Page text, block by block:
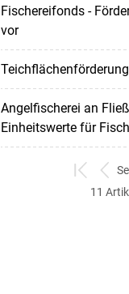
Fischereifonds -
vor
Angelfischerei an
Einheitswerte für
zum
erstenzum
11